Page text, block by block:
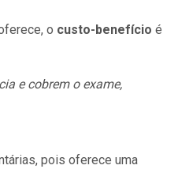
o custo-benefício é
e cobrem o exame,
pois oferece uma